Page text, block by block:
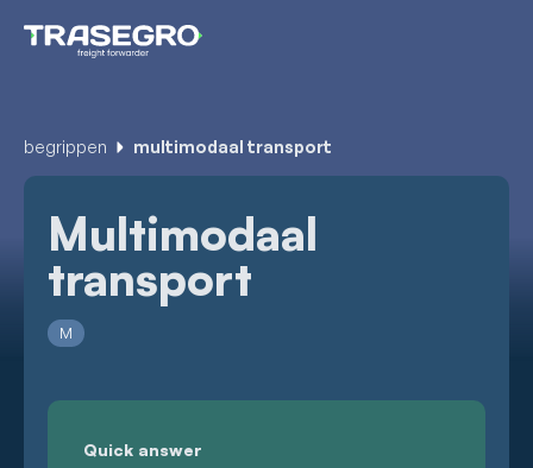
begrippen multimodaal transport
Multimodaal
transport
M
Quick answer